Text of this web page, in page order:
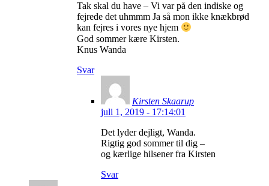
Tak skal du have – Vi var på den indiske og
fejrede det uhmmm Ja så mon ikke knækbrød
kan fejres i vores nye hjem
God sommer kære Kirsten.
Knus Wanda
Svar
Kirsten Skaarup
juli 1, 2019 - 17:14:01
Det lyder dejligt, Wanda.
Rigtig god sommer til dig –
og kærlige hilsener fra Kirsten
Svar